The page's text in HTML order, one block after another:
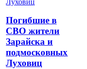
Погибшие в
СВО жители
Зарайска и
подмосковных
Луховиц